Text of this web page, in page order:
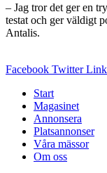
– Jag tror det ger en
testat och ger väldigt
Antalis.
Facebook Twitter
Start
Magasinet
Annonsera
Platsannonser
Våra mässor
Om oss